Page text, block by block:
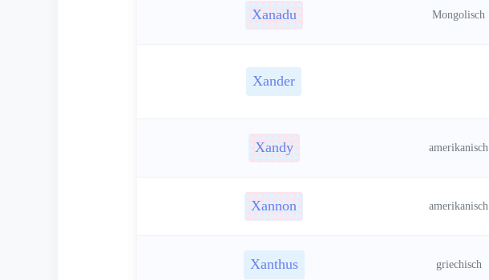
Xanadu Mongolisch
Xander
Xandy amerikanisch
Xannon amerikanisch
Xanthus griechisch